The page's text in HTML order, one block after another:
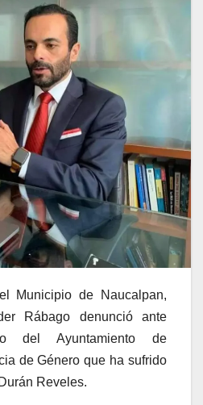
Municipio de Naucalpan,
Rábago denunció ante
del Ayuntamiento de
de Género que ha sufrido
Reveles.